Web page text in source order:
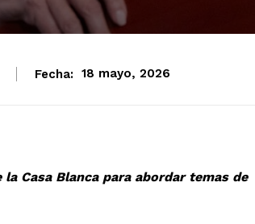
Fecha: 18 mayo, 2026
Casa Blanca para abordar temas de